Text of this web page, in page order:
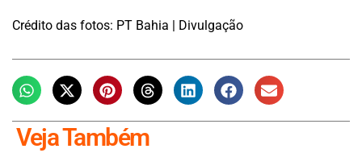
Crédito das fotos: PT Bahia | Divulgação
Veja Também